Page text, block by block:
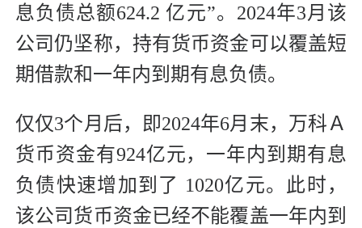
息负债总额624.2 亿元”。2024年3月该
公司仍坚称，持有货币资金可以覆盖短
期借款和一年内到期有息负债。
仅仅3个月后，即2024年6月末，万科Ａ
货币资金有924亿元，一年内到期有息
负债快速增加到了 1020亿元。此时，
该公司货币资金已经不能覆盖一年内到